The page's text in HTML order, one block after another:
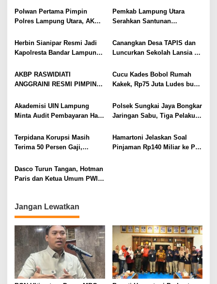
s
hingga Optimalkan PBB-P2
Gang Jalaba Kotabumi Heboh
Polwan Pertama Pimpin
Polres Lampung Utara, AKBP
Pedang Pora
Pemkab Lampung Utara
Serahkan Santunan
Korban Kebakaran
Herbin Sianipar Resmi Jadi
Kapolresta Bandar Lampung,
Prioritas
Canangkan Desa TAPIS dan
Luncurkan Sekolah Lansia di
TP PKK Lampung Dorong
Pembangunan SDM Dimulai
AKBP RASWIDIATI
ANGGRAINI RESMI PIMPIN
BAWA KOMITMEN PERKUAT
KAMTIBMAS DAN
Cucu Kades Bobol Rumah
Kakek, Rp75 Juta Ludes buat
Ditembak Polisi
Akademisi UIN Lampung
Minta Audit Pembayaran Hak
Kepastian Hukum Tak Boleh
Berlarut
Polsek Sungkai Jaya Bongkar
Jaringan Sabu, Tiga Pelaku
Terpidana Korupsi Masih
Terima 50 Persen Gaji,
Tunggu Keputusan BKN
Hamartoni Jelaskan Soal
Pinjaman Rp140 Miliar ke PT
Dasco Turun Tangan, Hotman
Paris dan Ketua Umum PWI
Jangan Lewatkan